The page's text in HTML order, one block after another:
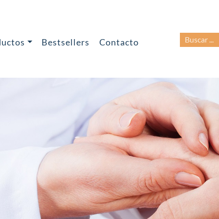
Bestsellers Contacto BUSCAR: